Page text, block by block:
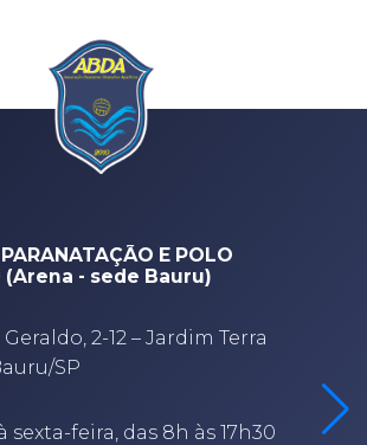
E POLO
(Arena - sede Bauru)
2-12 – Jardim Terra
SP
sexta-feira, das 8h às 17h30